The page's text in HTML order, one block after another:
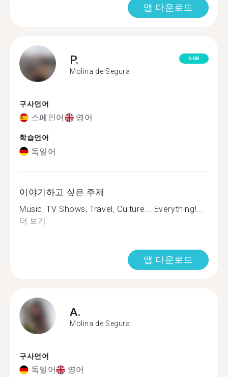
앱 다운로드
P.
Molina de Segura
NEW
구사언어
스페인어 영어
학습언어
독일어
이야기하고 싶은 주제
Music, TV Shows, Travel, Culture... Everything!...
더 보기
앱 다운로드
A.
Molina de Segura
구사언어
독일어 영어